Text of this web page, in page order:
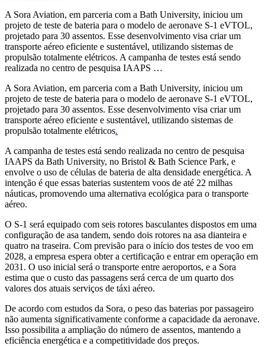
A Sora Aviation, em parceria com a Bath University, iniciou um
projeto de teste de bateria para o modelo de aeronave S-1 eVTOL,
projetado para 30 assentos. Esse desenvolvimento visa criar um
transporte aéreo eficiente e sustentável, utilizando sistemas de
propulsão totalmente elétricos. A campanha de testes está sendo
realizada no centro de pesquisa IAAPS …
A Sora Aviation, em parceria com a Bath University, iniciou um
projeto de teste de bateria para o modelo de aeronave S-1 eVTOL,
projetado para 30 assentos. Esse desenvolvimento visa criar um
transporte aéreo eficiente e sustentável, utilizando sistemas de
propulsão totalmente elétricos.
A campanha de testes está sendo realizada no centro de pesquisa
IAAPS da Bath University, no Bristol & Bath Science Park, e
envolve o uso de células de bateria de alta densidade energética. A
intenção é que essas baterias sustentem voos de até 22 milhas
náuticas, promovendo uma alternativa ecológica para o transporte
aéreo.
O S-1 será equipado com seis rotores basculantes dispostos em uma
configuração de asa tandem, sendo dois rotores na asa dianteira e
quatro na traseira. Com previsão para o início dos testes de voo em
2028, a empresa espera obter a certificação e entrar em operação em
2031. O uso inicial será o transporte entre aeroportos, e a Sora
estima que o custo das passagens será cerca de um quarto dos
valores dos atuais serviços de táxi aéreo.
De acordo com estudos da Sora, o peso das baterias por passageiro
não aumenta significativamente conforme a capacidade da aeronave.
Isso possibilita a ampliação do número de assentos, mantendo a
eficiência energética e a competitividade dos preços.